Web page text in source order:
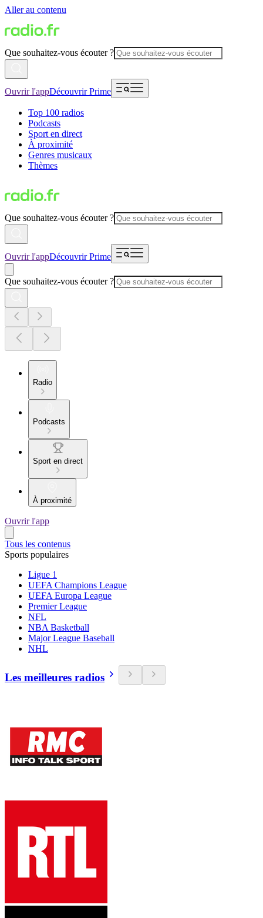
Aller au contenu
Que souhaitez-vous écouter ?
Ouvrir l'appDécouvrir Prime
Top 100 radios
Podcasts
Sport en direct
À proximité
Genres musicaux
Thèmes
Que souhaitez-vous écouter ?
Ouvrir l'appDécouvrir Prime
Que souhaitez-vous écouter ?
Radio
Podcasts
Sport en direct
À proximité
Ouvrir l'app
Tous les contenus
Sports populaires
Ligue 1
UEFA Champions League
UEFA Europa League
Premier League
NFL
NBA Basketball
Major League Baseball
NHL
Les meilleures radios